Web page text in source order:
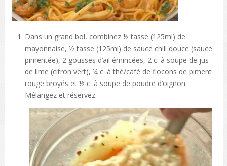
Dans un grand bol, combinez ½ tasse (125ml) de
mayonnaise, ½ tasse (125ml) de sauce chili douce (sauce
pimentée), 2 gousses d’ail émincées, 2 c. à soupe de jus
de lime (citron vert), ¼ c. à thé/café de flocons de piment
rouge broyés et ½ c. à soupe de poudre d’oignon.
Mélangez et réservez.